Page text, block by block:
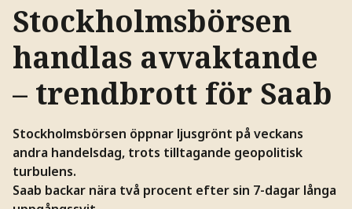
Stockholmsbörsen
handlas avvaktande
– trendbrott för Saab
Stockholmsbörsen öppnar ljusgrönt på veckans
andra handelsdag, trots tilltagande geopolitisk
turbulens.
Saab backar nära två procent efter sin 7-dagar långa